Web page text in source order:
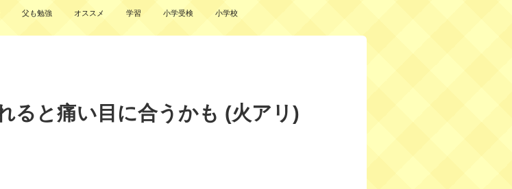
父も勉強 オススメ 学習 小学受検 小学校
ると痛い目に合うかも (火アリ)